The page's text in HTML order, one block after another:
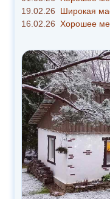
19.02.26 Широкая
16.02.26 Хорошее